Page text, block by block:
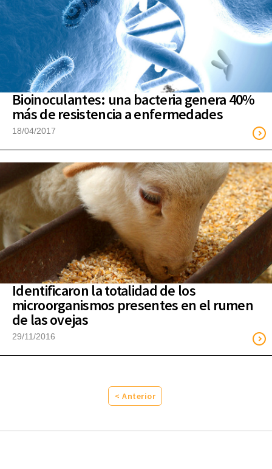
Bioinoculantes: una bacteria genera 40%
más de resistencia a enfermedades
18/04/2017
Identificaron la totalidad de los
microorganismos presentes en el rumen
de las ovejas
29/11/2016
< Anterior